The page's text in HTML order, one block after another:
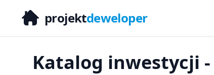
projektdeweloper
Katalog inwestycji